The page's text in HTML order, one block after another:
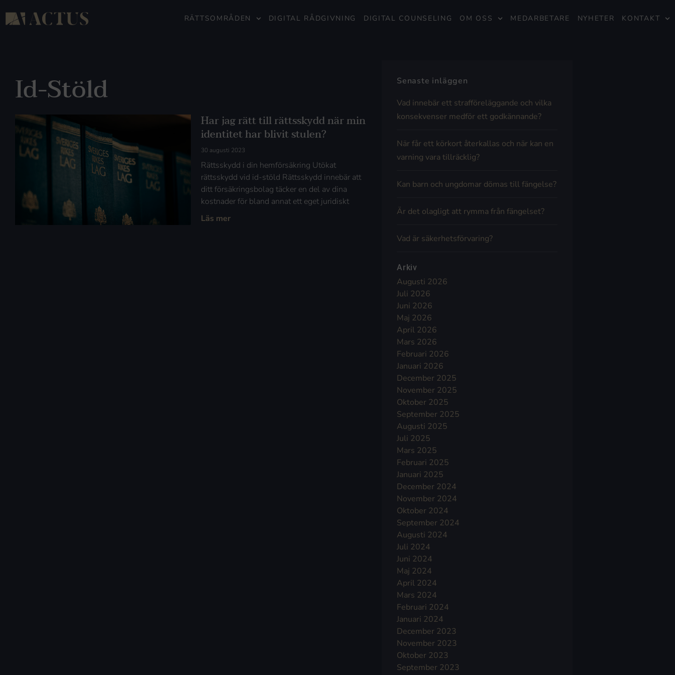
RÄTTSOMRÅDEN DIGITAL RÅDGIVNING DIGITAL COUNSELING OM OSS MEDARBETARE NYHETER KONTAKT
Id-Stöld
Har jag rätt till rättsskydd när min
identitet har blivit stulen?
30 augusti 2023
Rättsskydd i din hemförsäkring Utökat
rättsskydd vid id-stöld Rättsskydd innebär att
ditt försäkringsbolag täcker en del av dina
kostnader för bland annat ett eget juridiskt
Läs mer
Senaste inläggen
Vad innebär ett strafföreläggande och vilka
konsekvenser medför ett godkännande?
När får ett körkort återkallas och när kan en
varning vara tillräcklig?
Kan barn och ungdomar dömas till fängelse?
Är det olagligt att rymma från fängelset?
Vad är säkerhetsförvaring?
Arkiv
Augusti 2026
Juli 2026
Juni 2026
Maj 2026
April 2026
Mars 2026
Februari 2026
Januari 2026
December 2025
November 2025
Oktober 2025
September 2025
Augusti 2025
Juli 2025
Mars 2025
Februari 2025
Januari 2025
December 2024
November 2024
Oktober 2024
September 2024
Augusti 2024
Juli 2024
Juni 2024
Maj 2024
April 2024
Mars 2024
Februari 2024
Januari 2024
December 2023
November 2023
Oktober 2023
September 2023